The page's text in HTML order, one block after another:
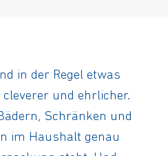
in der Regel etwas
und ehrlicher.
Schränken und
im Haushalt genau